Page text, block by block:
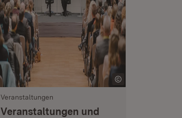
Veranstaltungen
Veranstaltungen und